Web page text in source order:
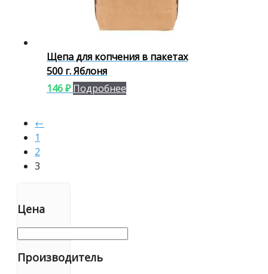
Щепа для копчения в пакетах
500 г. Яблоня
146₽ Подробнее
←
1
2
3
Цена
Производитель